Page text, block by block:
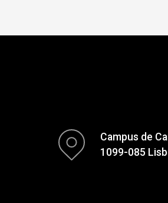
Campus de
1099-085